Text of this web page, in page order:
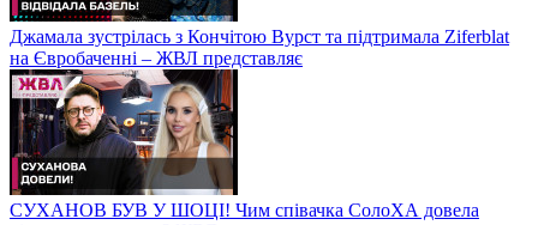
Джамала зустрілась з Кончітою Вурст та підтримала Ziferblat
на Євробаченні – ЖВЛ представляє
СУХАНОВ БУВ У ШОЦІ! Чим співачка СолоХА довела